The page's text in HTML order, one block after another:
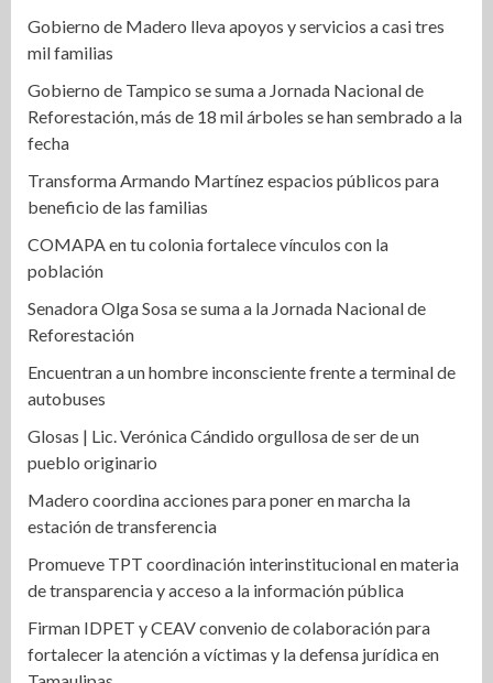
Gobierno de Madero lleva apoyos y servicios a casi tres
mil familias
Gobierno de Tampico se suma a Jornada Nacional de
Reforestación, más de 18 mil árboles se han sembrado a la
fecha
Transforma Armando Martínez espacios públicos para
beneficio de las familias
COMAPA en tu colonia fortalece vínculos con la
población
Senadora Olga Sosa se suma a la Jornada Nacional de
Reforestación
Encuentran a un hombre inconsciente frente a terminal de
autobuses
Glosas | Lic. Verónica Cándido orgullosa de ser de un
pueblo originario
Madero coordina acciones para poner en marcha la
estación de transferencia
Promueve TPT coordinación interinstitucional en materia
de transparencia y acceso a la información pública
Firman IDPET y CEAV convenio de colaboración para
fortalecer la atención a víctimas y la defensa jurídica en